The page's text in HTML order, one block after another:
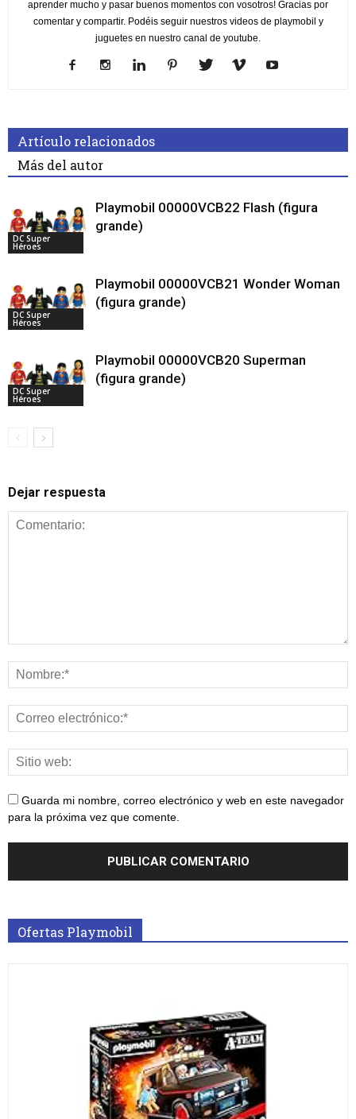
aprender mucho y pasar buenos momentos con vosotros! Gracias por
comentar y compartir. Podéis seguir nuestros videos de playmobil y
juguetes en nuestro canal de youtube.
Artículo relacionados
Más del autor
DC Super
Héroes
Playmobil 00000VCB22 Flash (figura
grande)
DC Super
Héroes
Playmobil 00000VCB21 Wonder Woman
(figura grande)
DC Super
Héroes
Playmobil 00000VCB20 Superman
(figura grande)
Dejar respuesta
Guarda mi nombre, correo electrónico y web en este navegador
para la próxima vez que comente.
Ofertas Playmobil